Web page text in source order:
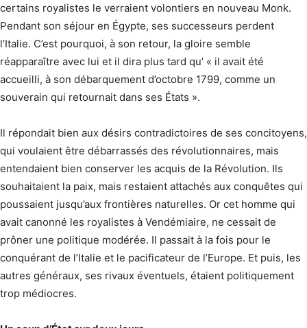
certains royalistes le verraient volontiers en nouveau Monk.
Pendant son séjour en Égypte, ses successeurs perdent
l’Italie. C’est pourquoi, à son retour, la gloire semble
réapparaître avec lui et il dira plus tard qu’ « il avait été
accueilli, à son débarquement d’octobre 1799, comme un
souverain qui retournait dans ses États ».
Il répondait bien aux désirs contradictoires de ses concitoyens,
qui voulaient être débarrassés des révolutionnaires, mais
entendaient bien conserver les acquis de la Révolution. Ils
souhaitaient la paix, mais restaient attachés aux conquêtes qui
poussaient jusqu’aux frontières naturelles. Or cet homme qui
avait canonné les royalistes à Vendémiaire, ne cessait de
prôner une politique modérée. Il passait à la fois pour le
conquérant de l’Italie et le pacificateur de l’Europe. Et puis, les
autres généraux, ses rivaux éventuels, étaient politiquement
trop médiocres.